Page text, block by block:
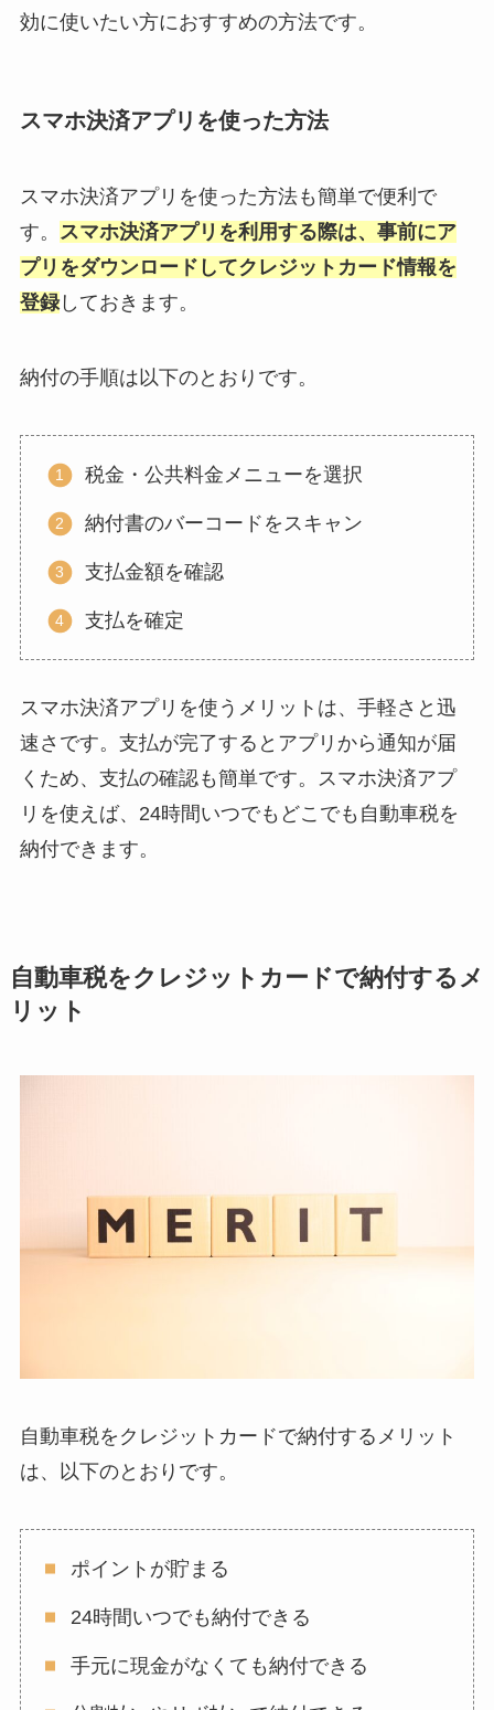
効に使いたい方におすすめの方法です。
スマホ決済アプリを使った方法
スマホ決済アプリを使った方法も簡単で便利で
す。 スマホ決済アプリを利用する際は、事前にア
プリをダウンロードしてクレジットカード情報を
登録しておきます。
納付の手順は以下のとおりです。
税金・公共料金メニューを選択
納付書のバーコードをスキャン
支払金額を確認
支払を確定
スマホ決済アプリを使うメリットは、手軽さと迅
速さです。支払が完了するとアプリから通知が届
くため、支払の確認も簡単です。スマホ決済アプ
リを使えば、24時間いつでもどこでも自動車税を
納付できます。
自動車税をクレジットカードで納付するメ
リット
自動車税をクレジットカードで納付するメリット
は、以下のとおりです。
ポイントが貯まる
24時間いつでも納付できる
手元に現金がなくても納付できる